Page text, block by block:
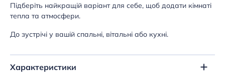
Підберіть найкращій варіант для себе, щоб додати кімнаті
тепла та атмосфери.
До зустрічі у вашій спальні, вітальні або кухні.
Характеристики